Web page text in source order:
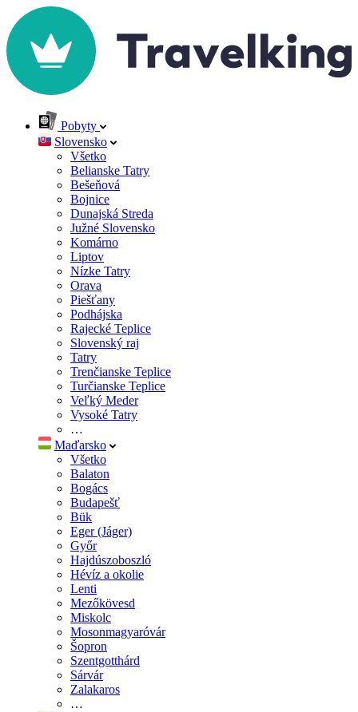
Pobyty
Slovensko
Všetko
Belianske Tatry
Bešeňová
Bojnice
Dunajská Streda
Južné Slovensko
Komárno
Liptov
Nízke Tatry
Orava
Piešťany
Podhájska
Rajecké Teplice
Slovenský raj
Tatry
Trenčianske Teplice
Turčianske Teplice
Veľký Meder
Vysoké Tatry
…
Maďarsko
Všetko
Balaton
Bogács
Budapešť
Bük
Eger (Jáger)
Győr
Hajdúszoboszló
Hévíz a okolie
Lenti
Mezőkövesd
Miskolc
Mosonmagyaróvár
Šopron
Szentgotthárd
Sárvár
Zalakaros
…